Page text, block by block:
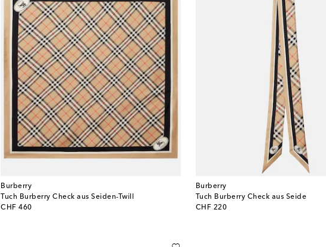
Burberry
Tuch Burberry Check aus Seiden-Twill
CHF 460
original price
Burberry
Tuch Burberry Check aus Seide
CHF 220
original price